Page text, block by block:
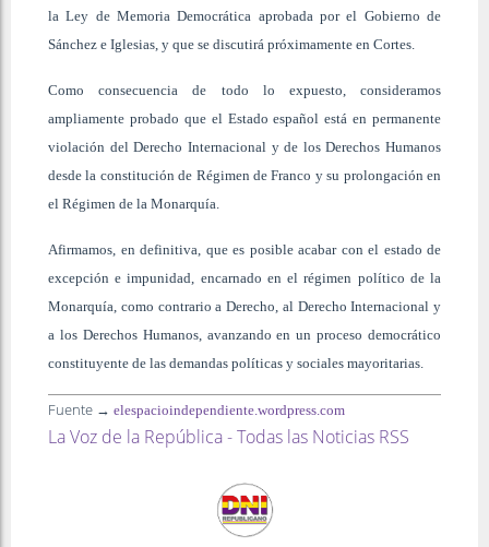
la Ley de Memoria Democrática aprobada por el Gobierno de
Sánchez e Iglesias, y que se discutirá próximamente en Cortes.
Como consecuencia de todo lo expuesto, consideramos
ampliamente probado que el Estado español está en permanente
violación del Derecho Internacional y de los Derechos Humanos
desde la constitución de Régimen de Franco y su prolongación en
el Régimen de la Monarquía.
Afirmamos, en definitiva, que es posible acabar con el estado de
excepción e impunidad, encarnado en el régimen político de la
Monarquía, como contrario a Derecho, al Derecho Internacional y
a los Derechos Humanos, avanzando en un proceso democrático
constituyente de las demandas políticas y sociales mayoritarias.
Fuente → elespacioindependiente.wordpress.com
La Voz de la República - Todas las Noticias RSS